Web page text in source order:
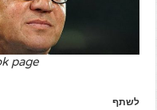
page
לשתף